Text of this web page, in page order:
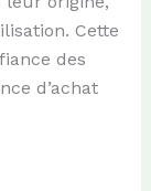
Cette
des
d’achat